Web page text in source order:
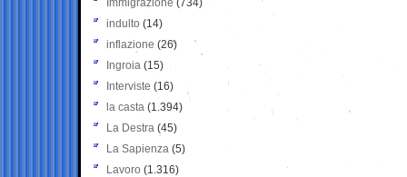
Immigrazione (734)
indulto (14)
inflazione (26)
Ingroia (15)
Interviste (16)
la casta (1.394)
La Destra (45)
La Sapienza (5)
Lavoro (1.316)